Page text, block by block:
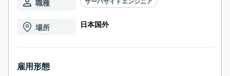
職種
場所 日本国外
雇用形態